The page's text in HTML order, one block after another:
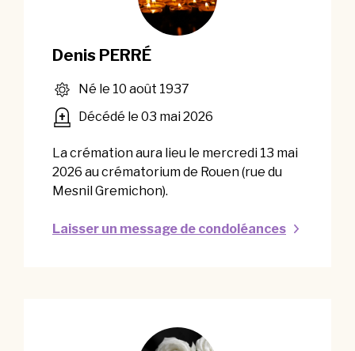
Denis PERRÉ
Né le 10 août 1937
Décédé le 03 mai 2026
La crémation aura lieu le mercredi 13 mai
2026 au crématorium de Rouen (rue du
Mesnil Gremichon).
Laisser un message de condoléances